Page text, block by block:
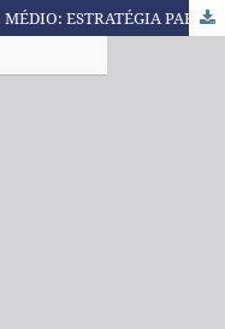
CONTANDO HISTÓRIAS NO ENSINO MÉDIO: ESTRATÉGIA PARA ESTÍMULO À APRENDIZAGEM MATEMÁTICA